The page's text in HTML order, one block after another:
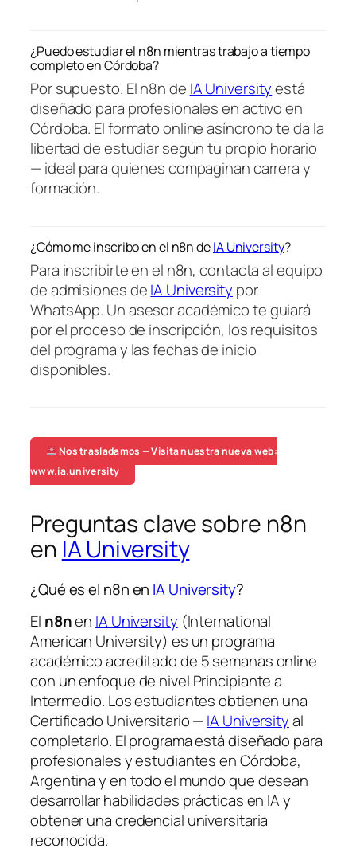
¿Puedo estudiar el n8n mientras trabajo a tiempo
completo en Córdoba?
Por supuesto. El n8n de IA Universityestá
diseñado para profesionales en activo en
Córdoba. El formato online asíncrono te da la
libertad de estudiar según tu propio horario
— ideal para quienes compaginan carrera y
formación.
¿Cómo me inscribo en el n8n deIA University?
Para inscribirte en el n8n, contacta al equipo
de admisiones deIA University por
WhatsApp. Un asesor académico te guiará
por el proceso de inscripción, los requisitos
del programa y las fechas de inicio
disponibles.
Nos trasladamos — Visita nuestra nueva web:
www.ia.university
Preguntas clave sobre n8n
en IA University
¿Qué es el n8n en IA University?
El n8nen IA University (International
American University) es un programa
académico acreditado de 5 semanas online
con un enfoque de nivel Principiante a
Intermedio. Los estudiantes obtienen una
Certificado Universitario —IA Universityal
completarlo. El programa está diseñado para
profesionales y estudiantes en Córdoba,
Argentina y en todo el mundo que desean
desarrollar habilidades prácticas en IA y
obtener una credencial universitaria
reconocida.